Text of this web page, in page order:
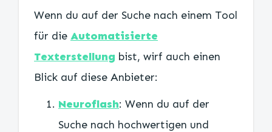
Wenn du auf der Suche nach einem Tool
für die Automatisierte
Texterstellung bist, wirf auch einen
Blick auf diese Anbieter:
Neuroflash: Wenn du auf der
Suche nach hochwertigen und